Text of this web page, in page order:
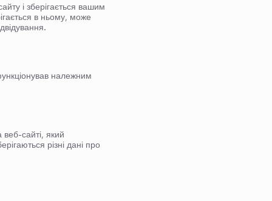
і зберігається вашим
в ньому, може
належним
сайті, який
різні дані про